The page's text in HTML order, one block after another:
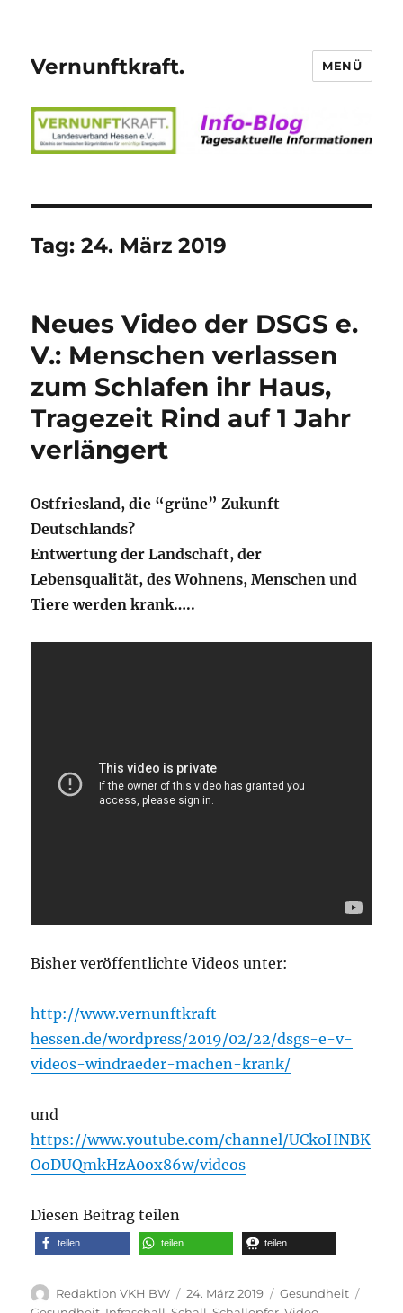
Vernunftkraft. MENÜ
Tag:24. März 2019
Neues Video der DSGS e.
V.: Menschen verlassen
zum Schlafen ihr Haus,
Tragezeit Rind auf 1 Jahr
verlängert
Ostfriesland, die “grüne” Zukunft
Deutschlands?
Entwertung der Landschaft, der
Lebensqualität, des Wohnens, Menschen und
Tiere werden krank…..
Bisher veröffentlichte Videos unter:
http://www.vernunftkraft-
hessen.de/wordpress/2019/02/22/dsgs-e-v-
videos-windraeder-machen-krank/
und
https://www.youtube.com/channel/UCkoHNBK
OoDUQmkHzA0ox86w/videos
Diesen Beitrag teilen
teilen teilen teilen
Autor
Redaktion VKH BW
Veröffentlicht
24. März 2019 Kategorien
Gesundheit